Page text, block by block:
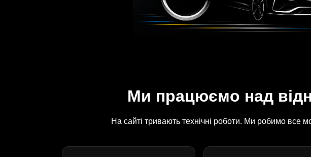
Ми працюємо над
На сайті тривають технічні роботи. Ми робимо